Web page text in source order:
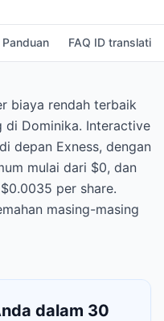
Panduan FAQ ID
biaya rendah terbaik
di Dominika. Interactive
depan Exness, dengan
mulai dari $0, dan
per share.
masing-masing
dalam 30